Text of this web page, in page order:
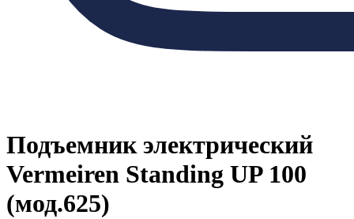
Подъемник электрический
Vermeiren Standing UP 100
(мод.625)